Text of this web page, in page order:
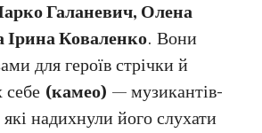
Галаневич, Олена
Ірина Коваленко. Вони
для героїв стрічки й
себе (камео) — музикантів-
надихнули його слухати